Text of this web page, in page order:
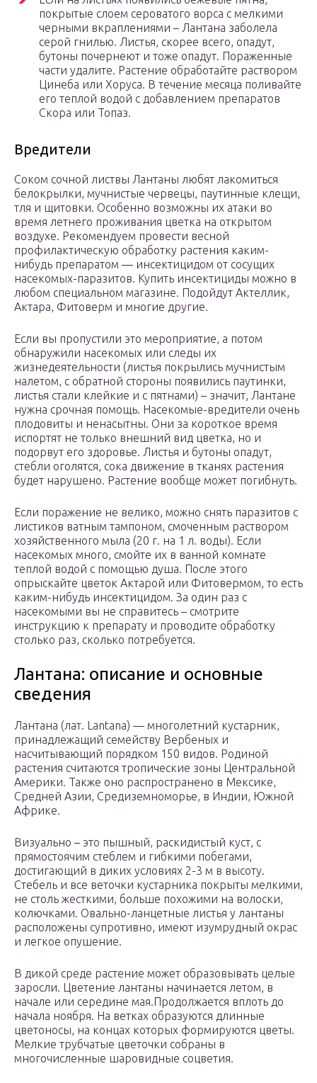
покрытые слоем сероватого ворса с мелкими
черными вкраплениями – Лантана заболела
серой гнилью. Листья, скорее всего, опадут,
бутоны почернеют и тоже опадут. Пораженные
части удалите. Растение обработайте раствором
Цинеба или Хоруса. В течение месяца поливайте
его теплой водой с добавлением препаратов
Скора или Топаз.
Вредители
Соком сочной листвы Лантаны любят лакомиться
белокрылки, мучнистые червецы, паутинные клещи,
тля и щитовки. Особенно возможны их атаки во
время летнего проживания цветка на открытом
воздухе. Рекомендуем провести весной
профилактическую обработку растения каким-
нибудь препаратом — инсектицидом от сосущих
насекомых-паразитов. Купить инсектициды можно в
любом специальном магазине. Подойдут Актеллик,
Актара, Фитоверм и многие другие.
Если вы пропустили это мероприятие, а потом
обнаружили насекомых или следы их
жизнедеятельности (листья покрылись мучнистым
налетом, с обратной стороны появились паутинки,
листья стали клейкие и с пятнами) – значит, Лантане
нужна срочная помощь. Насекомые-вредители очень
плодовиты и ненасытны. Они за короткое время
испортят не только внешний вид цветка, но и
подорвут его здоровье. Листья и бутоны опадут,
стебли оголятся, сока движение в тканях растения
будет нарушено. Растение вообще может погибнуть.
Если поражение не велико, можно снять паразитов с
листиков ватным тампоном, смоченным раствором
хозяйственного мыла (20 г. на 1 л. воды). Если
насекомых много, смойте их в ванной комнате
теплой водой с помощью душа. После этого
опрыскайте цветок Актарой или Фитовермом, то есть
каким-нибудь инсектицидом. За один раз с
насекомыми вы не справитесь – смотрите
инструкцию к препарату и проводите обработку
столько раз, сколько потребуется.
Лантана: описание и основные
сведения
Лантана (лат. Lantana) — многолетний кустарник,
принадлежащий семейству Вербеных и
насчитывающий порядком 150 видов. Родиной
растения считаются тропические зоны Центральной
Америки. Также оно распространено в Мексике,
Средней Азии, Средиземноморье, в Индии, Южной
Африке.
Визуально – это пышный, раскидистый куст, с
прямостоячим стеблем и гибкими побегами,
достигающий в диких условиях 2-3 м в высоту.
Стебель и все веточки кустарника покрыты мелкими,
не столь жесткими, больше похожими на волоски,
колючками. Овально-ланцетные листья у лантаны
расположены супротивно, имеют изумрудный окрас
и легкое опушение.
В дикой среде растение может образовывать целые
заросли. Цветение лантаны начинается летом, в
начале или середине мая.Продолжается вплоть до
начала ноября. На ветках образуются длинные
цветоносы, на концах которых формируются цветы.
Мелкие трубчатые цветочки собраны в
многочисленные шаровидные соцветия.